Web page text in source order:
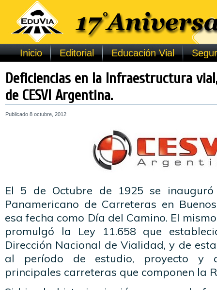
Inicio Editorial Educación Vial
Deficiencias en la Infraestructura
de CESVI Argentina.
Publicado 8 octubre, 2012
El 5 de Octubre de 1925 se inauguró
Panamericano de Carreteras en
esa fecha como Día del Camino. El
promulgó la Ley 11.658 que
Dirección Nacional de Vialidad, y de
al período de estudio, proyecto y
principales carreteras que componen la